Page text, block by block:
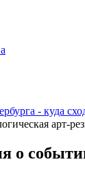
- куда
арт-
о